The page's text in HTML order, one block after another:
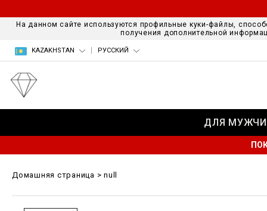
На данном сайте используются профильные куки-файлы,
получения дополнительной
KAZAKHSTAN РУССКИЙ
ДЛЯ
Домашняя страница null